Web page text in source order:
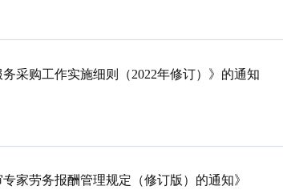
采购工作实施细则（2022年修订）》的通知
家劳务报酬管理规定（修订版）的通知》